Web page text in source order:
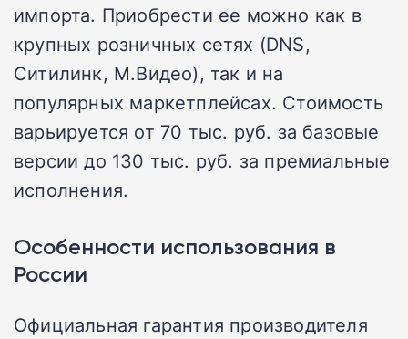
импорта. Приобрести ее можно как в
крупных розничных сетях (DNS,
Ситилинк, М.Видео), так и на
популярных маркетплейсах. Стоимость
варьируется от 70 тыс. руб. за базовые
версии до 130 тыс. руб. за премиальные
исполнения.
Особенности использования в
России
Официальная гарантия производителя